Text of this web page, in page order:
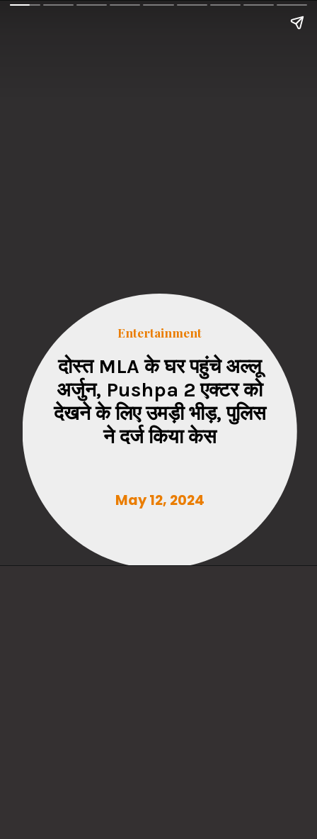
Entertainment
May 12, 2024
दोस्त MLA के घर पहुंचे अल्लू
अर्जुन, Pushpa 2 एक्टर को
देखने के लिए उमड़ी भीड़, पुलिस
ने दर्ज किया केस